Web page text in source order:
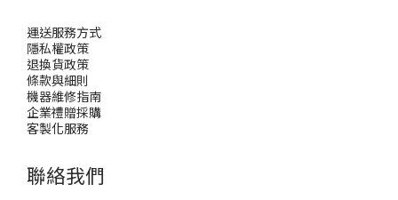
運送服務方式
隱私權政策
退換貨政策
條款與細則
機器維修指南
企業禮贈採購
客製化服務
聯絡我們